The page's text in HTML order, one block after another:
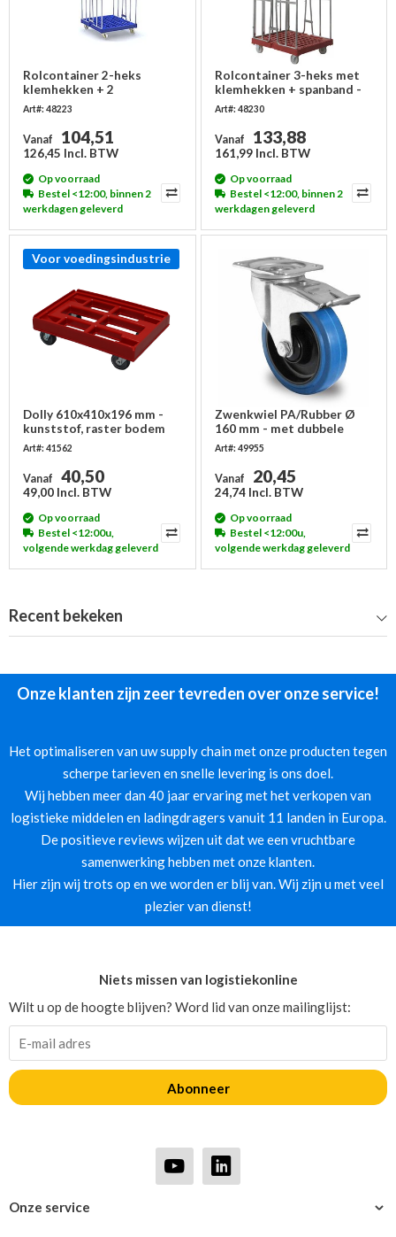
Rolcontainer 2-heks
klemhekken + 2
spanbanden,
810x720x1680mm
Art#: 48223
Vanaf 104,51
126,45 Incl. BTW
Op voorraad
Bestel <12:00, binnen 2
werkdagen geleverd
Rolcontainer 3-heks met
klemhekken + spanband -
810x680x1680mm
Art#: 48230
Vanaf 133,88
161,99 Incl. BTW
Op voorraad
Bestel <12:00, binnen 2
werkdagen geleverd
Voor voedingsindustrie
Dolly 610x410x196 mm -
kunststof, raster bodem
Art#: 41562
Vanaf 40,50
49,00 Incl. BTW
Op voorraad
Bestel <12:00u,
volgende werkdag geleverd
Zwenkwiel PA/Rubber Ø
160 mm - met dubbele
kogellager en rem, 300 kg
Art#: 49955
Vanaf 20,45
24,74 Incl. BTW
Op voorraad
Bestel <12:00u,
volgende werkdag geleverd
Recent bekeken
Onze klanten zijn zeer tevreden over onze service!
Het optimaliseren van uw supply chain met onze producten tegen
scherpe tarieven en snelle levering is ons doel.
Wij hebben meer dan 40 jaar ervaring met het verkopen van
logistieke middelen en ladingdragers vanuit 11 landen in Europa.
De positieve reviews wijzen uit dat we een vruchtbare
samenwerking hebben met onze klanten.
Hier zijn wij trots op en we worden er blij van. Wij zijn u met veel
plezier van dienst!
Onze service
Niets missen van logistiekonline
Wilt u op de hoogte blijven? Word lid van onze mailinglijst:
Abonneer